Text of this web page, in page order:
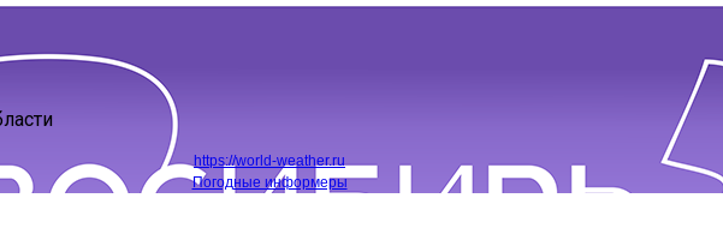
https://world-weather.ru
Погодные информеры